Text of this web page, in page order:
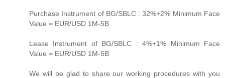
Purchase Instrument of BG/SBLC : 32%+2% Minimum Face
Value = EUR/USD 1M-5B
Lease Instrument of BG/SBLC : 4%+1% Minimum Face
Value = EUR/USD 1M-5B
We will be glad to share our working procedures with you